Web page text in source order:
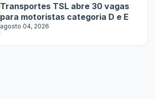
Transportes TSL abre 30 vagas
para motoristas categoria D e E
agosto 04, 2026